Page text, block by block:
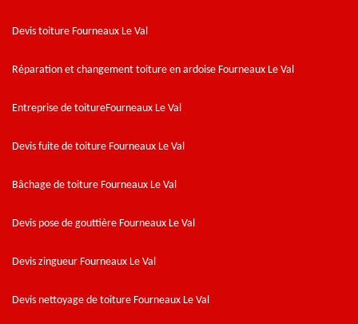
Devis toiture Fourneaux Le Val
Réparation et changement toiture en ardoise Fourneaux Le Val
Entreprise de toitureFourneaux Le Val
Devis fuite de toiture Fourneaux Le Val
Bâchage de toiture Fourneaux Le Val
Devis pose de gouttière Fourneaux Le Val
Devis zingueur Fourneaux Le Val
Devis nettoyage de toiture Fourneaux Le Val